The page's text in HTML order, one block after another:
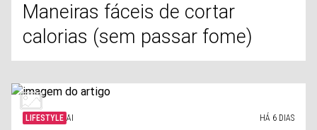
Maneiras fáceis de cortar
calorias (sem passar fome)
LIFESTYLE AI HÁ 6 DIAS